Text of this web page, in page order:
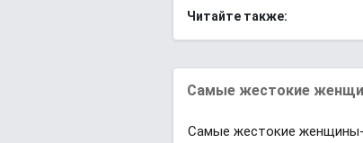
Читайте также:
Самые жестокие
Самые жестокие женщины-